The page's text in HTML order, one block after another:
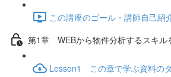
この講座のゴール・講師自己紹
第1章 WEBから物件分析するスキル
Lesson1 この章で学ぶ資料の